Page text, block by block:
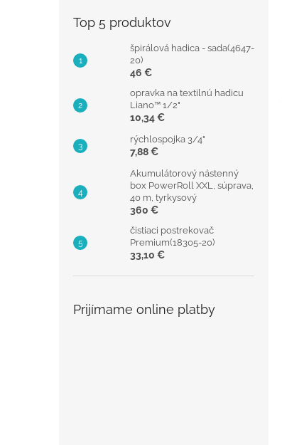
Top 5 produktov
špirálová hadica - sada(4647-
20)
46 €
opravka na textilnú hadicu
Liano™ 1/2"
10,34 €
rýchlospojka 3/4"
7,88 €
Akumulátorový nástenný
box PowerRoll XXL, súprava,
40 m, tyrkysový
360 €
čistiaci postrekovač
Premium(18305-20)
33,10 €
Prijímame online platby